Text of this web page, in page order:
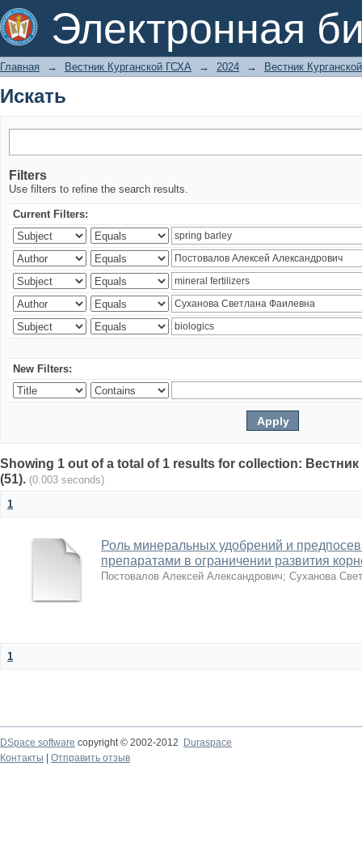
Электронная
Искать
Главная → Вестник Курганской ГСХА → 2024 → Вестник
Искать
Filters
Use filters to refine the search results.
Current Filters:
New Filters:
Showing 1 out of a total of 1 results for collection:
(51). (0.003 seconds)
1
Роль минеральных удобрений и
препаратами в ограничении развития
Постовалов Алексей Александрович; Суханова
1
DSpace software copyright © 2002-2012
Duraspace
Контакты
Отправить отзыв